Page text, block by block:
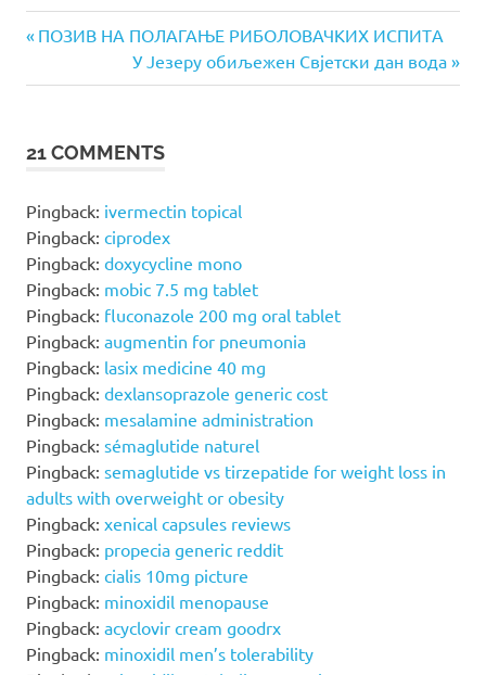
Post
navigation
Previous
ПОЗИВ НА ПОЛАГАЊЕ РИБОЛОВАЧКИХ ИСПИТA
Next
Post:
У Језеру обиљежен Свјетски дан вода
21 COMMENTS
Pingback: ivermectin topical
Pingback: ciprodex
Pingback: doxycycline mono
Pingback: mobic 7.5 mg tablet
Pingback: fluconazole 200 mg oral tablet
Pingback: augmentin for pneumonia
Pingback: lasix medicine 40 mg
Pingback: dexlansoprazole generic cost
Pingback: mesalamine administration
Pingback: sémaglutide naturel
Pingback: semaglutide vs tirzepatide for weight loss in
adults with overweight or obesity
Pingback: xenical capsules reviews
Pingback: propecia generic reddit
Pingback: cialis 10mg picture
Pingback: minoxidil menopause
Pingback: acyclovir cream goodrx
Pingback: minoxidil men’s tolerability